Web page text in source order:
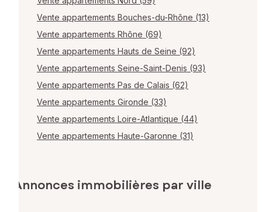
Vente appartements Bouches-du-Rhône (13)
Vente appartements Rhône (69)
Vente appartements Hauts de Seine (92)
Vente appartements Seine-Saint-Denis (93)
Vente appartements Pas de Calais (62)
Vente appartements Gironde (33)
Vente appartements Loire-Atlantique (44)
Vente appartements Haute-Garonne (31)
Annonces immobilières par ville